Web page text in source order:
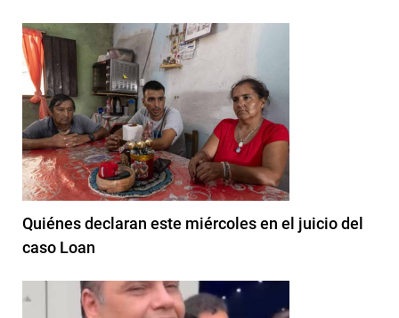
Quiénes declaran este miércoles en el juicio del
caso Loan